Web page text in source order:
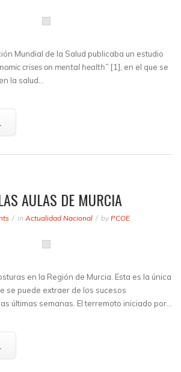
Mundial de la Salud publicaba un estudio
crises on mental health” [1], en el que se
la salud…
AULAS DE MURCIA
in Actualidad Nacional by PCOE
en la Región de Murcia. Esta es la única
se puede extraer de los sucesos
últimas semanas. El terremoto iniciado por…